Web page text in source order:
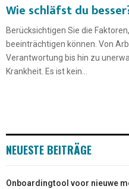
Wie schläfst du
Berücksichtigen Sie die
beeinträchtigen können. Von
Verantwortung bis hin zu
Krankheit. Es ist kein...
NEUESTE BEITRÄGE
Onboardingtool voor nieuwe